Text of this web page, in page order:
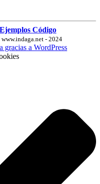
Ejemplos Código
www.indaga.net - 2024
gracias a WordPress